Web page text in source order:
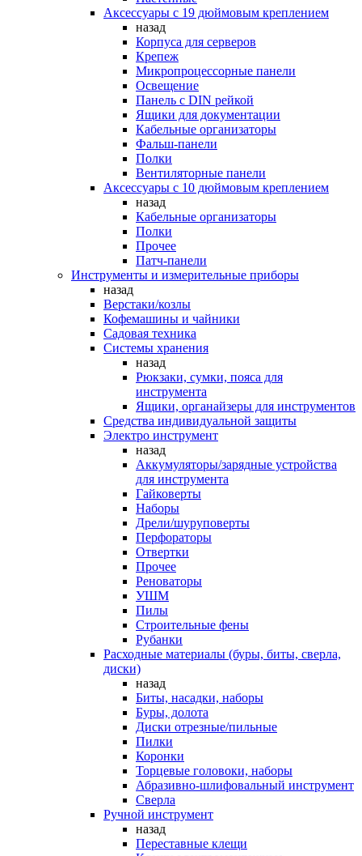
Аксессуары с 19 дюймовым креплением
назад
Корпуса для серверов
Крепеж
Микропроцессорные панели
Освещение
Панель с DIN рейкой
Ящики для документации
Кабельные организаторы
Фальш-панели
Полки
Вентиляторные панели
Аксессуары с 10 дюймовым креплением
назад
Кабельные организаторы
Полки
Прочее
Патч-панели
Инструменты и измерительные приборы
назад
Верстаки/козлы
Кофемашины и чайники
Садовая техника
Системы хранения
назад
Рюкзаки, сумки, пояса для
инструмента
Ящики, органайзеры для инструментов
Средства индивидуальной защиты
Электро инструмент
назад
Аккумуляторы/зарядные устройства
для инструмента
Гайковерты
Наборы
Дрели/шуруповерты
Перфораторы
Отвертки
Прочее
Реноваторы
УШМ
Пилы
Строительные фены
Рубанки
Расходные материалы (буры, биты, сверла,
диски)
назад
Биты, насадки, наборы
Буры, долота
Диски отрезные/пильные
Пилки
Коронки
Торцевые головоки, наборы
Абразивно-шлифовальный инструмент
Сверла
Ручной инструмент
назад
Переставные клещи